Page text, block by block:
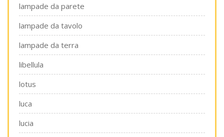
lampade da parete
lampade da tavolo
lampade da terra
libellula
lotus
luca
lucia